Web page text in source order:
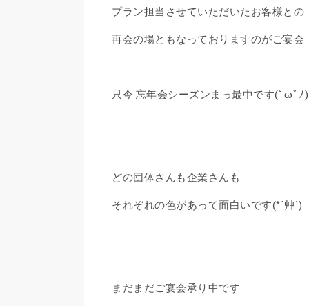
プラン担当させていただいたお客様との
再会の場ともなっておりますのがご宴会
只今 忘年会シーズンまっ最中です(ﾟωﾟﾉ
どの団体さんも企業さんも
それぞれの色があって面白いです(*´艸`)
まだまだご宴会承り中です